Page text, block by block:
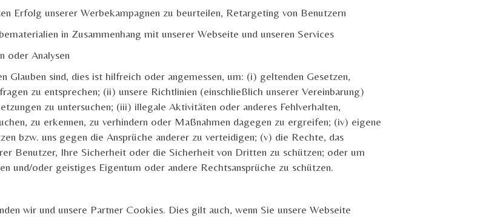
Erfolg unserer Werbekampagnen zu beurteilen, Retargeting von Benutzern
in Zusammenhang mit unserer Webseite und unseren Services
oder Analysen
sind, dies ist hilfreich oder angemessen, um: (i) geltenden Gesetzen,
zu entsprechen; (ii) unsere Richtlinien (einschließlich unserer Vereinbarung)
zu untersuchen; (iii) illegale Aktivitäten oder anderes Fehlverhalten,
zu erkennen, zu verhindern oder Maßnahmen dagegen zu ergreifen; (iv) eigene
bzw. uns gegen die Ansprüche anderer zu verteidigen; (v) die Rechte, das
Benutzer, Ihre Sicherheit oder die Sicherheit von Dritten zu schützen; oder um
und/oder geistiges Eigentum oder andere Rechtsansprüche zu schützen.
wir und unsere Partner Cookies. Dies gilt auch, wenn Sie unsere Webseite